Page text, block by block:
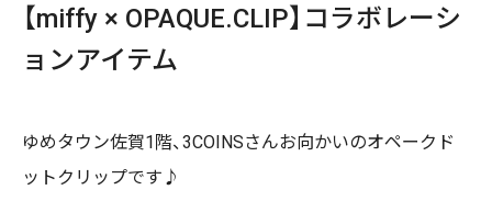
【miffy × OPAQUE.CLIP】コラボレーシ
ョンアイテム
ゆめタウン佐賀1階、3COINSさんお向かいのオペークド
ットクリップです♪